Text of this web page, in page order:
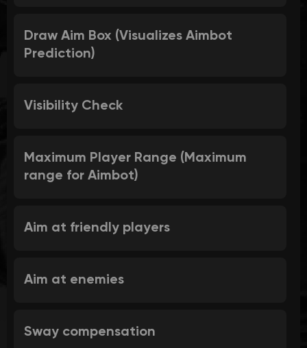
Draw Aim Box (Visualizes Aimbot
Prediction)
Visibility Check
Maximum Player Range (Maximum
range for Aimbot)
Aim at friendly players
Aim at enemies
Sway compensation